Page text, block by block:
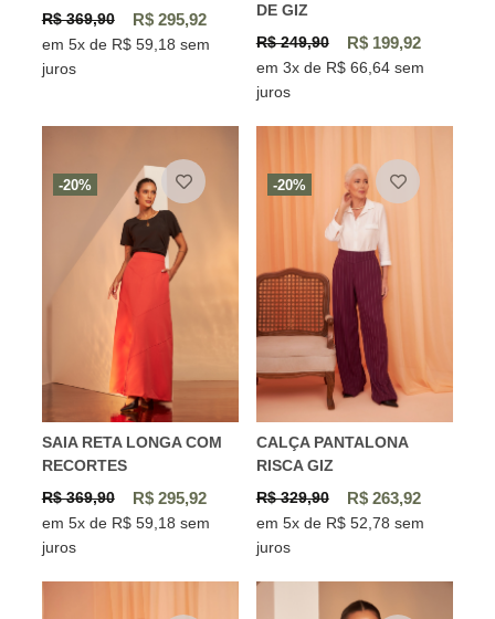
R$ 369,90
R$ 295,92
em 5x de R$ 59,18 sem
juros
DE GIZ
R$ 249,90
R$ 199,92
em 3x de R$ 66,64 sem
juros
-20%
SAIA RETA LONGA COM
RECORTES
R$ 369,90
R$ 295,92
em 5x de R$ 59,18 sem
juros
-20%
CALÇA PANTALONA
RISCA GIZ
R$ 329,90
R$ 263,92
em 5x de R$ 52,78 sem
juros